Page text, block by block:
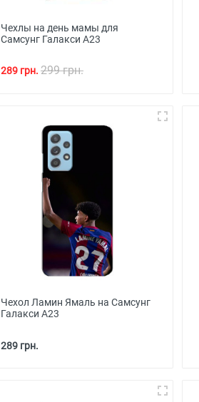
Чехлы на день мамы для
Самсунг Галакси А23
289 грн. 299 грн.
Чехол Ламин Ямаль на Самсунг
Галакси А23
289 грн.